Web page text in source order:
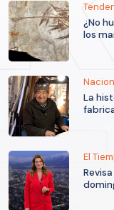
¿No
los
La
El